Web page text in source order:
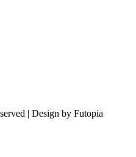
| Design by Futopia